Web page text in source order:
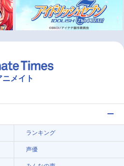
ニメイト
ランキング
声優